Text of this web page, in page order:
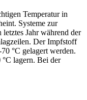
Temperatur in
Systeme zur
Jahr während der
Der Impfstoff
°C gelagert werden.
lagern. Bei der